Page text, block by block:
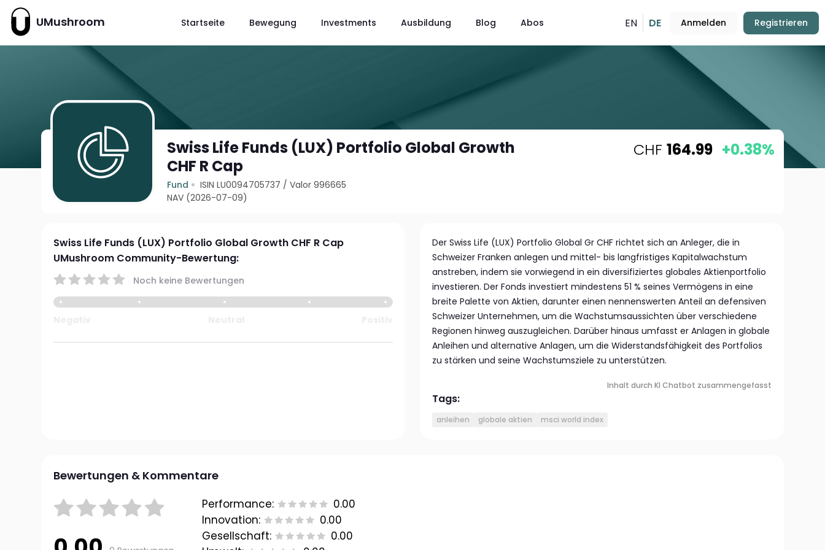
UMushroom Startseite Bewegung Investments Ausbildung Blog Abos EN DE Anmelden Registrieren
Swiss Life Funds (LUX) Portfolio Global Growth
CHF R Cap
Fund ISIN LU0094705737 /Valor 996665
NAV (2026-07-09)
CHF 164.99 +0.38%
Swiss Life Funds (LUX) Portfolio Global Growth CHF R Cap
UMushroom Community-Bewertung:
Noch keine Bewertungen
Der Swiss Life (LUX) Portfolio Global Gr CHF richtet sich an Anleger, die in
Schweizer Franken anlegen und mittel- bis langfristiges Kapitalwachstum
anstreben, indem sie vorwiegend in ein diversifiziertes globales Aktienportfolio
investieren. Der Fonds investiert mindestens 51 % seines Vermögens in eine
breite Palette von Aktien, darunter einen nennenswerten Anteil an defensiven
Schweizer Unternehmen, um die Wachstumsaussichten über verschiedene
Regionen hinweg auszugleichen. Darüber hinaus umfasst er Anlagen in globale
Anleihen und alternative Anlagen, um die Widerstandsfähigkeit des Portfolios
zu stärken und seine Wachstumsziele zu unterstützen.
Inhalt durch KI Chatbot zusammengefasst
Tags:
anleihen globale aktien msci world index
Bewertungen & Kommentare
Performance:
0.00
Innovation:
0.00
Gesellschaft:
0.00